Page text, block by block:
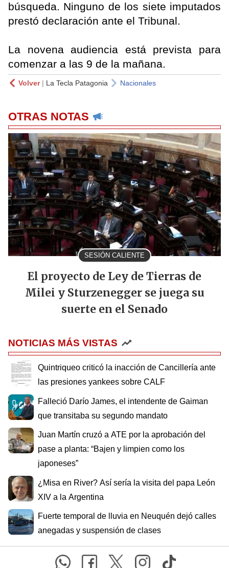
búsqueda. Ninguno de los siete imputados
prestó declaración ante el Tribunal.
La novena audiencia está prevista para
comenzar a las 9 de la mañana.
Volver| La Tecla Patagonia Nacionales
OTRAS NOTAS
SESIÓN CALIENTE
El proyecto de Ley de Tierras de
Milei y Sturzenegger se juega su
suerte en el Senado
NOTICIAS MÁS VISTAS
Quintriqueo criticó la inacción de Cancillería ante
las presiones yankees sobre CALF
Falleció Darío James, el intendente de Gaiman
que transitaba su segundo mandato
Juan Martín cruzó a ATE por la aprobación del
pase a planta: “Bajen y limpien como los
japoneses”
¿Misa en River? Así sería la visita del papa León
XIV a la Argentina
Fuerte temporal de lluvia en Neuquén dejó calles
anegadas y suspensión de clases